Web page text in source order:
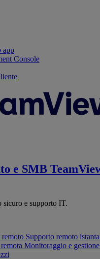
app
Console
e SMB
sicuro e supporto IT.
remoto Supporto remoto
Monitoraggio e